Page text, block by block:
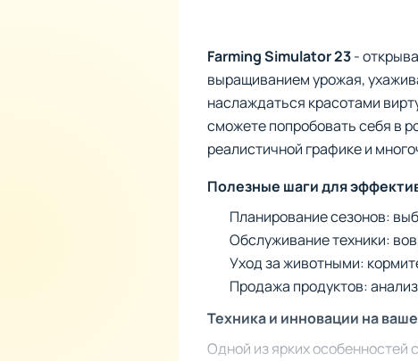
Farming Simulator 23-
выращиванием урожая,
наслаждаться красотами
сможете попробовать себя в
реалистичной графике и
Полезные шаги для
Планирование сезонов:
Обслуживание техники:
Уход за животными:
Продажа продуктов:
Техника и инновации на
Одной из ярких особенностей